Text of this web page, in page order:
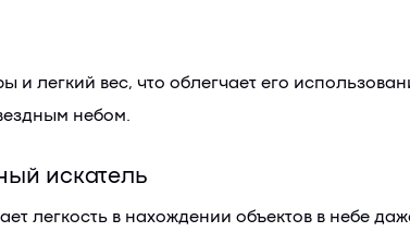
и легкий вес, что облегчает его
небом.
искатель
легкость в нахождении объектов в небе